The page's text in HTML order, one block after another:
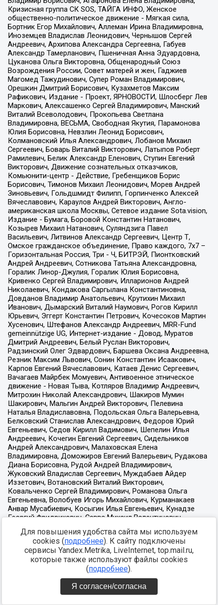
Для повышения удобства сайта мы используем
cookies (подробнее). К сайту подключены
сервисы Yandex.Metrika, LiveInternet, top.mail.ru,
которые также используют файлы cookies
(подробнее).
Я согласен/согласна